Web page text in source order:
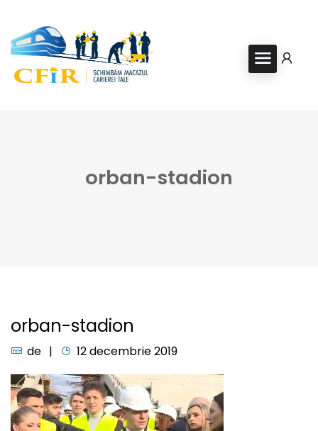
orban-stadion
orban-stadion
de 12 decembrie 2019